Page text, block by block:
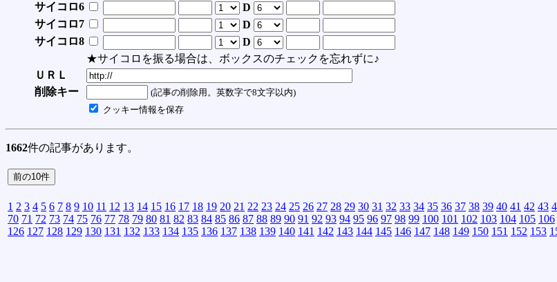
サイコロ6
D
サイコロ7
D
サイコロ8
D
★サイコロを振る場合は、ボックスのチェックを忘れずに♪
ＵＲＬ
削除キー
(記事の削除用。英数字で8文字以内)
クッキー情報を保存
1662件の記事があります。
1 2 3 4 5 6 7 8 9 10 11 12 13 14 15 16 17 18 19 20 21 22 23 24 25 26 27 28 29 30 31 32 33 34 35 36 37 38 39 40 41 42 43
70 71 72 73 74 75 76 77 78 79 80 81 82 83 84 85 86 87 88 89 90 91 92 93 94 95 96 97 98 99 100 101 102 103 104 105 106
126 127 128 129 130 131 132 133 134 135 136 137 138 139 140 141 142 143 144 145 146 147 148 149 150 151 152 153